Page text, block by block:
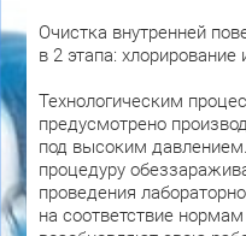
Очистка внутренней
в 2 этапа:
Технологическим
предусмотрено
под высоким
процедуру
проведения
на соответствие